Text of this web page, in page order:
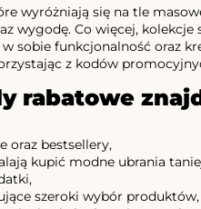
wyróżniają się na tle
wygodę. Co więcej,
sobie funkcjonalność oraz
z kodów
rabatowe
oraz bestsellery,
kupić modne ubrania
szeroki wybór produktów,